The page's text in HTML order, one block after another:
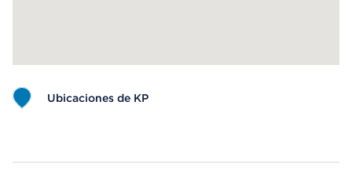
Ubicaciones de KP